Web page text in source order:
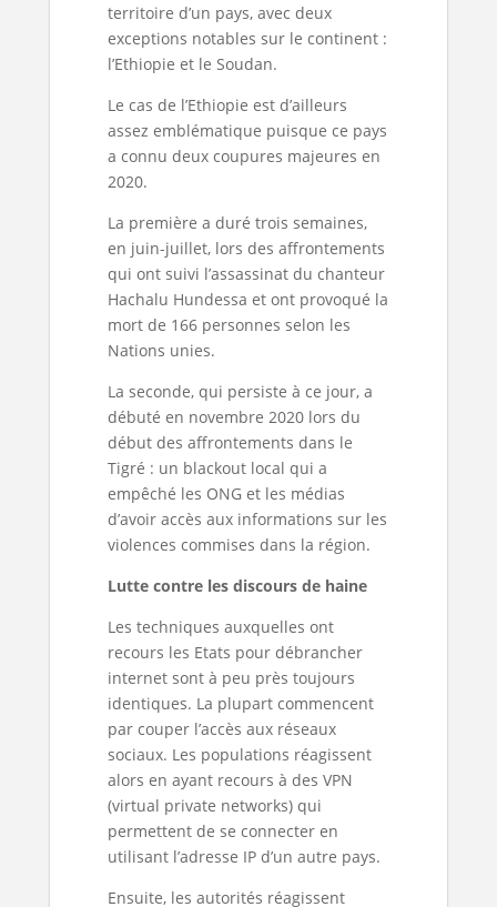
territoire d’un pays, avec deux
exceptions notables sur le continent :
l’Ethiopie et le Soudan.
Le cas de l’Ethiopie est d’ailleurs
assez emblématique puisque ce pays
a connu deux coupures majeures en
2020.
La première a duré trois semaines,
en juin-juillet, lors des affrontements
qui ont suivi l’assassinat du chanteur
Hachalu Hundessa et ont provoqué la
mort de 166 personnes selon les
Nations unies.
La seconde, qui persiste à ce jour, a
débuté en novembre 2020 lors du
début des affrontements dans le
Tigré : un blackout local qui a
empêché les ONG et les médias
d’avoir accès aux informations sur les
violences commises dans la région.
Lutte contre les discours de haine
Les techniques auxquelles ont
recours les Etats pour débrancher
internet sont à peu près toujours
identiques. La plupart commencent
par couper l’accès aux réseaux
sociaux. Les populations réagissent
alors en ayant recours à des VPN
(virtual private networks) qui
permettent de se connecter en
utilisant l’adresse IP d’un autre pays.
Ensuite, les autorités réagissent